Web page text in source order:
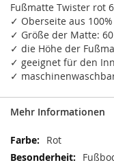
Fußmatte Twister rot
✓ Oberseite aus
✓ Größe der Matte:
✓ die Höhe der
✓ geeignet für den
✓
Mehr Informationen
Mehr
Informationen
Rot